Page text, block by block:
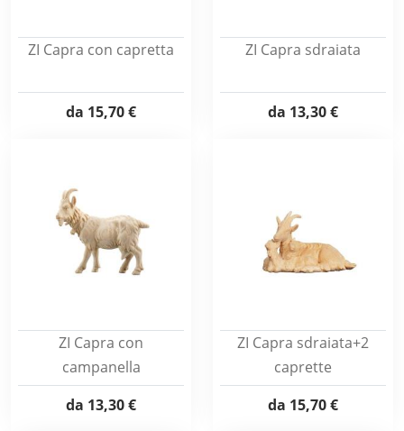
ZI Capra con capretta
da 15,70 €
ZI Capra sdraiata
da 13,30 €
ZI Capra con
campanella
da 13,30 €
ZI Capra sdraiata+2
caprette
da 15,70 €